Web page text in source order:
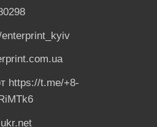
https://t.me/+8-